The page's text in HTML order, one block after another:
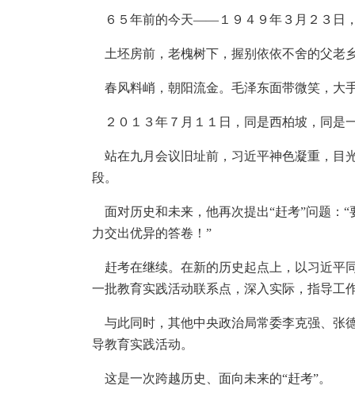
６５年前的今天——１９４９年３月２３日
土坯房前，老槐树下，握别依依不舍的父老
春风料峭，朝阳流金。毛泽东面带微笑，大
２０１３年７月１１日，同是西柏坡，同是
站在九月会议旧址前，习近平神色凝重，目
段。
面对历史和未来，他再次提出“赶考”问题：“
力交出优异的答卷！”
赶考在继续。在新的历史起点上，以习近平
一批教育实践活动联系点，深入实际，指导工
与此同时，其他中央政治局常委李克强、张
导教育实践活动。
这是一次跨越历史、面向未来的“赶考”。